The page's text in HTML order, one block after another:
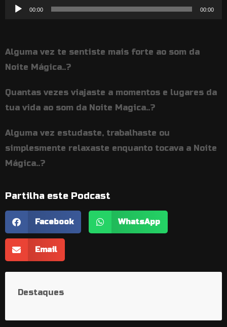
Reprodutor
00:00 00:00
Alguma vez te sentiste mais forte ao som da
Noite Mágica..?
Quantas vezes viajaste a momentos e lugares da
tua vida ao som da Noite Magica..?
Alguma vez estudaste, trabalhaste ou
simplesmente relaxaste enquanto tocava a Noite
Mágica..?
Partilha este Podcast
Facebook WhatsApp
Email
Destaques